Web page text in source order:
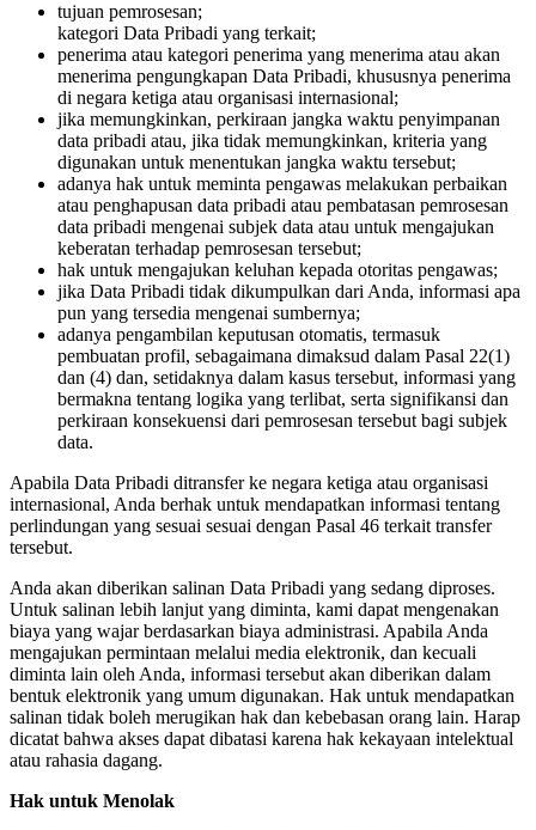
tujuan pemrosesan;
kategori Data Pribadi yang terkait;
penerima atau kategori penerima yang menerima atau akan
menerima pengungkapan Data Pribadi, khususnya penerima
di negara ketiga atau organisasi internasional;
jika memungkinkan, perkiraan jangka waktu penyimpanan
data pribadi atau, jika tidak memungkinkan, kriteria yang
digunakan untuk menentukan jangka waktu tersebut;
adanya hak untuk meminta pengawas melakukan perbaikan
atau penghapusan data pribadi atau pembatasan pemrosesan
data pribadi mengenai subjek data atau untuk mengajukan
keberatan terhadap pemrosesan tersebut;
hak untuk mengajukan keluhan kepada otoritas pengawas;
jika Data Pribadi tidak dikumpulkan dari Anda, informasi apa
pun yang tersedia mengenai sumbernya;
adanya pengambilan keputusan otomatis, termasuk
pembuatan profil, sebagaimana dimaksud dalam Pasal 22(1)
dan (4) dan, setidaknya dalam kasus tersebut, informasi yang
bermakna tentang logika yang terlibat, serta signifikansi dan
perkiraan konsekuensi dari pemrosesan tersebut bagi subjek
data.
Apabila Data Pribadi ditransfer ke negara ketiga atau organisasi
internasional, Anda berhak untuk mendapatkan informasi tentang
perlindungan yang sesuai sesuai dengan Pasal 46 terkait transfer
tersebut.
Anda akan diberikan salinan Data Pribadi yang sedang diproses.
Untuk salinan lebih lanjut yang diminta, kami dapat mengenakan
biaya yang wajar berdasarkan biaya administrasi. Apabila Anda
mengajukan permintaan melalui media elektronik, dan kecuali
diminta lain oleh Anda, informasi tersebut akan diberikan dalam
bentuk elektronik yang umum digunakan. Hak untuk mendapatkan
salinan tidak boleh merugikan hak dan kebebasan orang lain. Harap
dicatat bahwa akses dapat dibatasi karena hak kekayaan intelektual
atau rahasia dagang.
Hak untuk Menolak